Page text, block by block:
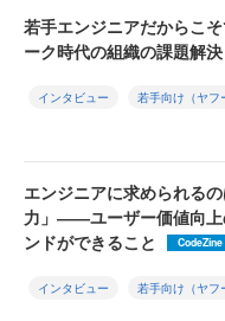
若手エンジニアだからこ
ーク時代の組織の課題解決
インタビュー 若手向け（ヤフ
エンジニアに求められる
力」――ユーザー価値向上
ンドができること
CodeZine
インタビュー 若手向け（ヤフ